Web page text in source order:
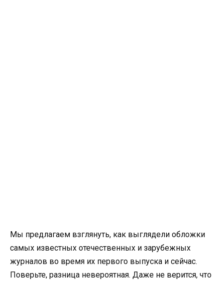
Мы предлагаем взглянуть, как выглядели обложки
самых известных отечественных и зарубежных
журналов во время их первого выпуска и сейчас.
Поверьте, разница невероятная. Даже не верится, что